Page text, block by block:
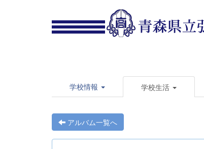
学校情報 学校生活
アルバム一覧へ